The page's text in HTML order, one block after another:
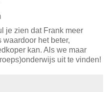
je zien dat Frank meer
het beter,
kan. Als we maar
uit te vinden!